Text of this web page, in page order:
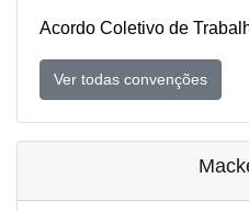
Acordo Coletivo de
Ver todas convenções